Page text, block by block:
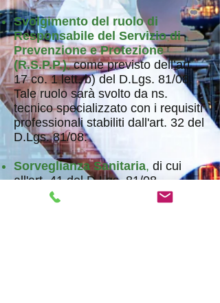
Svolgimento del ruolo di
Responsabile del Servizio di
Prevenzione e Protezione
(R.S.P.P.),come previsto dell’art.
17 co. 1 lett. b) del D.Lgs. 81/08.
Tale ruolo sarà svolto da ns.
tecnico specializzato con i requisiti
professionali stabiliti dall'art. 32 del
D.Lgs. 81/08.
Sorveglianza Sanitaria, di cui
all'art. 41 del D.Lgs. 81/08.